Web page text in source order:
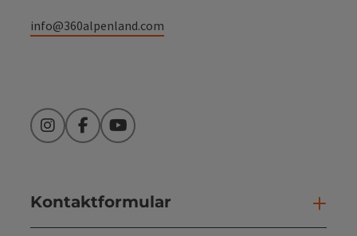
info@360alpenland.com
InstagramFacebookYouTube
Kontaktformular